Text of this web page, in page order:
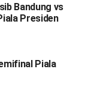
Bandung vs
Presiden
Piala